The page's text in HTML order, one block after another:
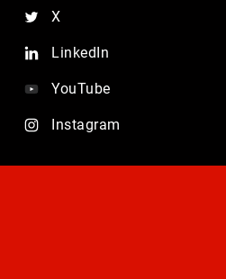
X
LinkedIn
YouTube
Instagram